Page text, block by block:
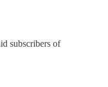
subscribers of